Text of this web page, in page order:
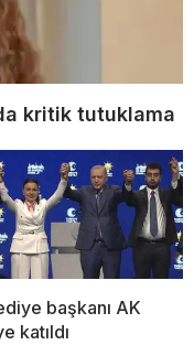
kritik tutuklama
başkanı AK
katıldı